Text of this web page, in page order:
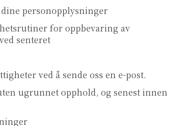
personopplysninger
for oppbevaring av
senteret
ved å sende oss en e-post.
ugrunnet opphold, og senest innen